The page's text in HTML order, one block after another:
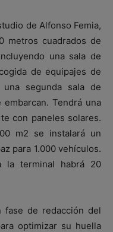
de Alfonso Femia,
metros cuadrados de
una sala de
de equipajes de
segunda sala de
Tendrá una
con paneles solares.
m2 se instalará un
para 1.000 vehículos.
la terminal habrá 20
fase de redacción del
optimizar su huella